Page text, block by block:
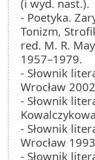
(i wyd. nast.).
- Poetyka.
Tonizm,
red. M. R.
1957–1979.
- Słownik
Wrocław
- Słownik
- Słownik
Wrocław
- Słownik